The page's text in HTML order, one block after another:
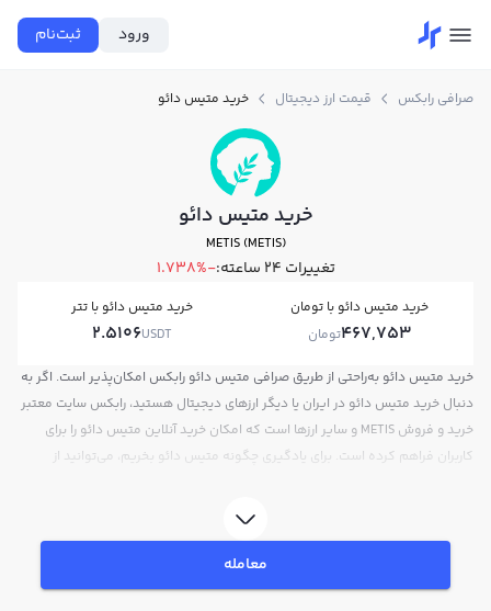
ورود ثبت‌نام
صرافی رابکس قیمت ارز دیجیتال خرید متیس دائو
خرید متیس دائو
METIS (METIS)
تغییرات ۲۴ ساعته: -1.738%
خرید متیس دائو با تومان
467,753تومان
خرید متیس دائو با تتر
2.5106USDT
خرید متیس دائو به‌راحتی از طریق صرافی متیس دائو رابکس امکان‌پذیر است. اگر به
دنبال خرید متیس دائو در ایران یا دیگر ارزهای دیجیتال هستید، رابکس سایت معتبر
خرید و فروش METIS و سایر ارزها است که امکان خرید آنلاین متیس دائو را برای
کاربران فراهم کرده است. برای یادگیری چگونه متیس دائو بخریم، می‌توانید از
فروش متیس دائو METIS بپردازید. در بازار رابکس، قیمت لحظه‌ای، نمودار و امکانات
فروش متیس دائو نیز در دسترس شما قرار دارد تا بتوانید تصمیمات بهتری در
معامله